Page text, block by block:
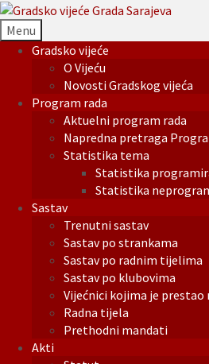
Menu
Gradsko vijeće
O Vijeću
Novosti Gradskog vijeća
Program rada
Aktuelni program rada
Napredna pretraga
Statistika tema
Statistika
Statistika
Sastav
Trenutni sastav
Sastav po strankama
Sastav po radnim tijelima
Sastav po klubovima
Vijećnici kojima je prestao
Radna tijela
Prethodni mandati
Akti